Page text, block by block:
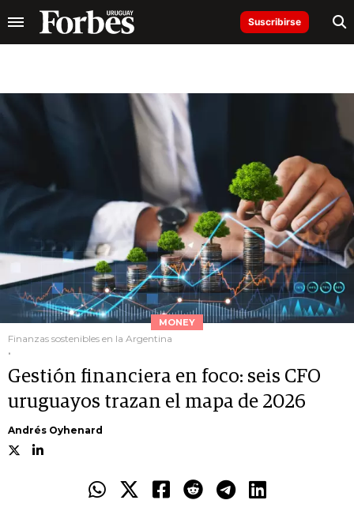
Suscribirse
MONEY
Finanzas sostenibles en la Argentina
.
Gestión financiera en foco: seis CFO
uruguayos trazan el mapa de 2026
Andrés Oyhenard